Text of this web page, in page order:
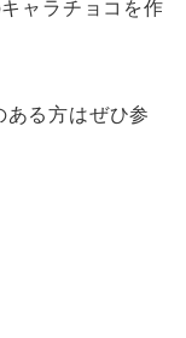
ャラチョコを作
る方はぜひ参